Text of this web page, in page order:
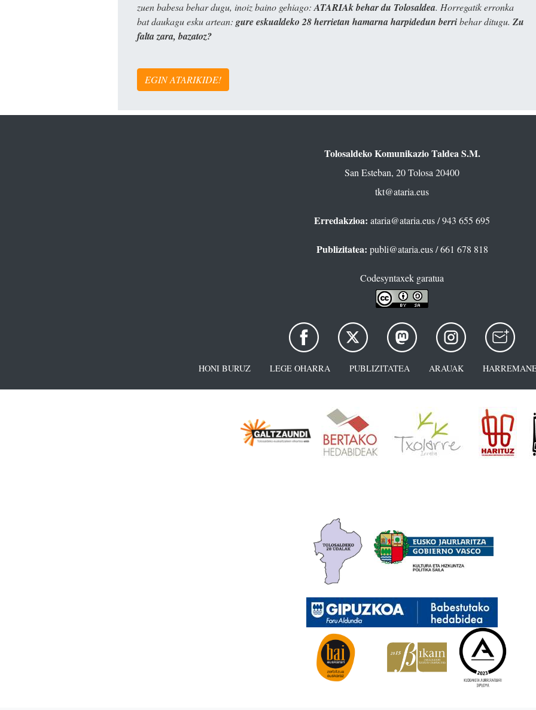
zuen babesa behar dugu, inoiz baino gehiago: ATARIAk behar du Tolosaldea. Horregatik erronka
bat daukagu esku artean: gure eskualdeko 28 herrietan hamarna harpidedun berribehar ditugu. Zu
falta zara, bazatoz?
EGIN ATARIKIDE!
Tolosaldeko Komunikazio Taldea S.M.
San Esteban, 20 Tolosa 20400
tkt@ataria.eus
Erredakzioa: ataria@ataria.eus/ 943 655 695
Publizitatea: publi@ataria.eus/ 661 678 818
Codesyntaxek garatua
HONI BURUZ LEGE OHARRA PUBLIZITATEA ARAUAK